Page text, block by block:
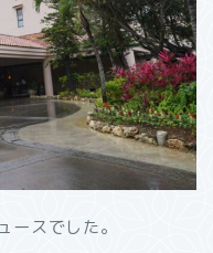
ースでした。